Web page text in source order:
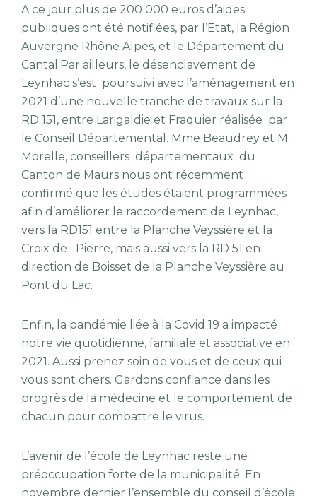
A ce jour plus de 200 000 euros d’aides
publiques ont été notifiées, par l’Etat, la Région
Auvergne Rhône Alpes, et le Département du
Cantal.Par ailleurs, le désenclavement de
Leynhac s’est poursuivi avec l’aménagement en
2021 d’une nouvelle tranche de travaux sur la
RD 151, entre Larigaldie et Fraquier réalisée par
le Conseil Départemental. Mme Beaudrey et M.
Morelle, conseillers départementaux du
Canton de Maurs nous ont récemment
confirmé que les études étaient programmées
afin d’améliorer le raccordement de Leynhac,
vers la RD151 entre la Planche Veyssière et la
Croix de Pierre, mais aussi vers la RD 51 en
direction de Boisset de la Planche Veyssière au
Pont du Lac.
Enfin, la pandémie liée à la Covid 19 a impacté
notre vie quotidienne, familiale et associative en
2021. Aussi prenez soin de vous et de ceux qui
vous sont chers. Gardons confiance dans les
progrès de la médecine et le comportement de
chacun pour combattre le virus.
L’avenir de l’école de Leynhac reste une
préoccupation forte de la municipalité. En
novembre dernier l’ensemble du conseil d’école